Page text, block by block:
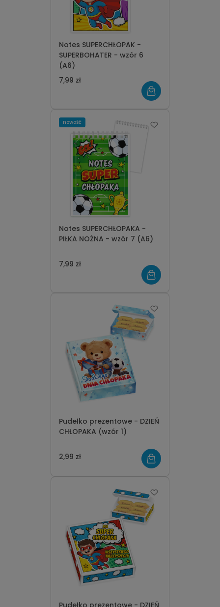
Notes SUPERCHŁOPAK -
SUPERBOHATER - wzór 6
(A6)
7,99 zł
Notes SUPERCHŁOPAKA -
PIŁKA NOŻNA - wzór 7 (A6)
7,99 zł
nowość
Pudełko prezentowe - DZIEŃ
CHŁOPAKA (wzór 1)
2,99 zł
Pudełko prezentowe - DZIEŃ